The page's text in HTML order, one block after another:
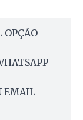
OPÇÃO
EMAIL